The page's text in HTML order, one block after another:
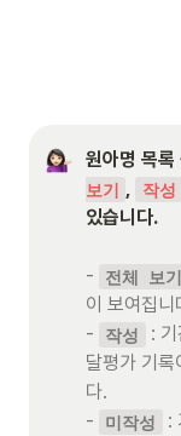
원아명 목록
보기 , 작성
있습니다.
- 전체 보기
이 보여집니
-
작성
:
달평가 기록
다.
-
미작성
: